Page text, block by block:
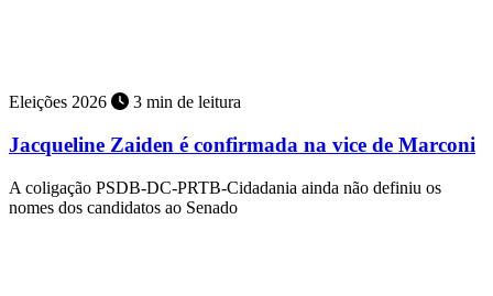
Eleições 2026 3 min de leitura
Jacqueline Zaiden é confirmada na vice de Marconi
A coligação PSDB-DC-PRTB-Cidadania ainda não definiu os
nomes dos candidatos ao Senado